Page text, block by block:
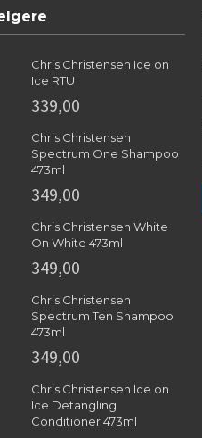
Chris Christensen Ice on
Ice RTU
339,00
Chris Christensen
Spectrum One Shampoo
473ml
349,00
Chris Christensen White
On White 473ml
349,00
Chris Christensen
Spectrum Ten Shampoo
473ml
349,00
Chris Christensen Ice on
Ice Detangling
Conditioner 473ml